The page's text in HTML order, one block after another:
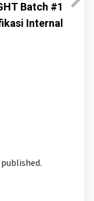
Batch #1
Internal